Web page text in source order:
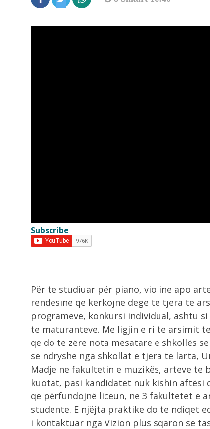
Subscribe
Për te studiuar për piano, violine apo
rendësine qe kërkojnë dege te tjera te
programeve, konkursi individual, ashtu
te maturanteve. Me ligjin e ri te arsimit
qe do te zëre nota mesatare e shkollës
se ndryshe nga shkollat e tjera te larta,
Madje ne fakultetin e muzikës, arteve te
kuotat, pasi kandidatet nuk kishin aftësi
qe përfundojnë liceun, ne 3 fakultetet e
studente. E njëjta praktike do te ndiqet
i kontaktuar nga Vizion plus sqaron se
Zjarr në një banesë në
VIDEO/ Emigranti vdes
ndërsa përpiqej të...
8:17
Makina përfshihet nga flakët
Dita e 69 e protestës, qytetarët
nisen...